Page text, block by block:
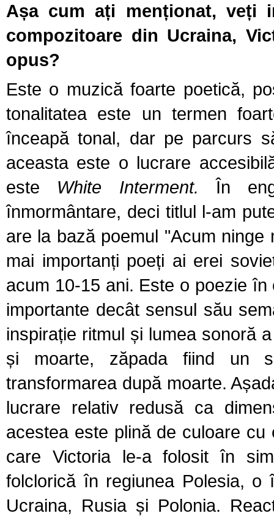
Așa cum ați menționat, veți
compozitoare din Ucraina,
opus?
Este o muzică foarte poetică,
tonalitatea este un termen
înceapă tonal, dar pe parcurs
aceasta este o lucrare
este White Interment.
În
înmormântare, deci titlul l-am
are la bază poemul "Acum ninge
mai importanți poeți ai erei
acum 10-15 ani. Este o poezie
importante decât sensul său
inspirație ritmul și lumea sonoră
și moarte, zăpada fiind un
transformarea după moarte.
lucrare relativ redusă ca
acestea este plină de culoare cu
care Victoria le-a folosit în
folclorică în regiunea Polesia, o
Ucraina, Rusia și Polonia.